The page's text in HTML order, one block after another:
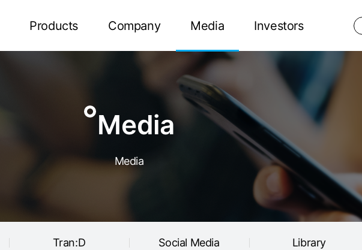
Products Company Media Investors
Media
Media
Tran:D Social Media Library